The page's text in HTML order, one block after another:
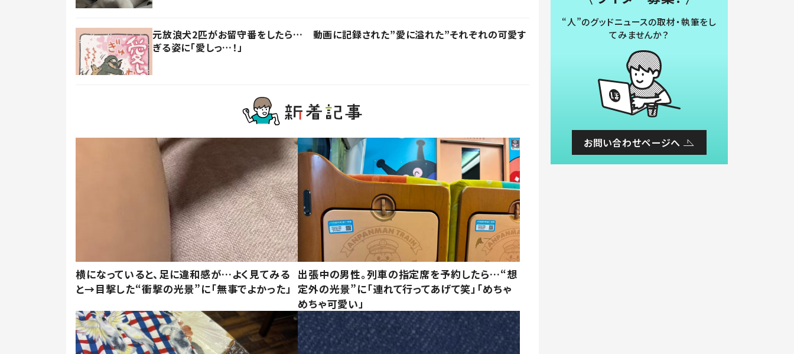
元放浪犬2匹がお留守番をしたら… 動画に記録された”愛に溢れた”それぞれの可愛す
ぎる姿に「愛しっ…！」
横になっていると、足に違和感が…よく見てみる
と→目撃した“衝撃の光景”に「無事でよかった」
出張中の男性。列車の指定席を予約したら…“想
定外の光景”に「連れて行ってあげて笑」「めちゃ
めちゃ可愛い」
“人”のグッドニュースの取材・執筆をし
てみませんか？
お問い合わせページへ